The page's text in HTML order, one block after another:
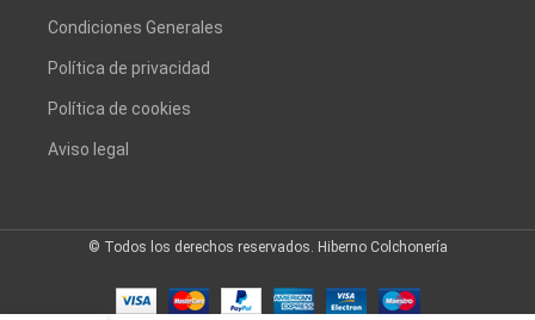
Condiciones Generales
Política de privacidad
Política de cookies
Aviso legal
© Todos los derechos reservados. Hiberno Colchonería